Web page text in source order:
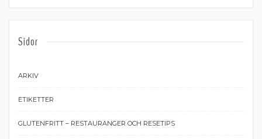
Sidor
ARKIV
ETIKETTER
GLUTENFRITT – RESTAURANGER OCH RESETIPS